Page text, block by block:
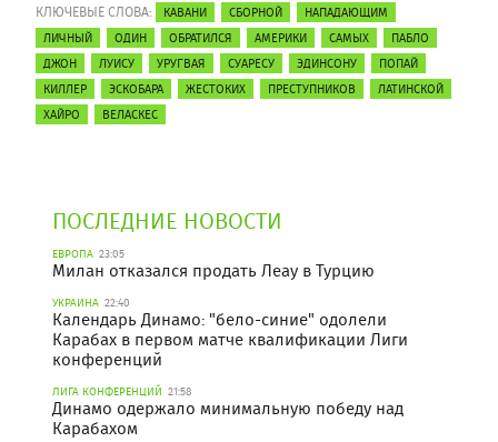
КЛЮЧЕВЫЕ СЛОВА: КАВАНИ СБОРНОЙ
НАПАДАЮЩИМ
ЛИЧНЫЙ
ОДИН ОБРАТИЛСЯ АМЕРИКИ САМЫХ
ПАБЛО
ДЖОН
ЛУИСУ УРУГВАЯ СУАРЕСУ ЭДИНСОНУ
ПОПАЙ
КИЛЛЕР
ЭСКОБАРА ЖЕСТОКИХ ПРЕСТУПНИКОВ
ЛАТИНСКОЙ
ХАЙРО
ВЕЛАСКЕС
ПОСЛЕДНИЕ НОВОСТИ
ЕВРОПА 23:05
Милан отказался продать Леау в Турцию
УКРАИНА 22:40
Календарь Динамо: "бело-синие" одолели
Карабах в первом матче квалификации Лиги
конференций
ЛИГА КОНФЕРЕНЦИЙ 21:58
Динамо одержало минимальную победу над
Карабахом